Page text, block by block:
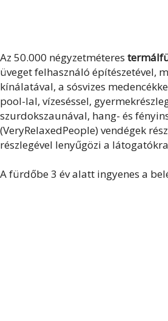
Az 50.000 négyzetméteres
üveget felhasználó építészetével,
kínálatával, a sósvizes
pool-lal, vízeséssel,
szurdokszaunával, hang- és
(VeryRelaxedPeople) vendégek
részlegével lenyűgözi a
A fürdőbe 3 év alatt ingyenes a